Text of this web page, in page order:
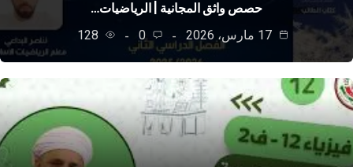
حصص واثق المجانية | الرياضيات…
0
128